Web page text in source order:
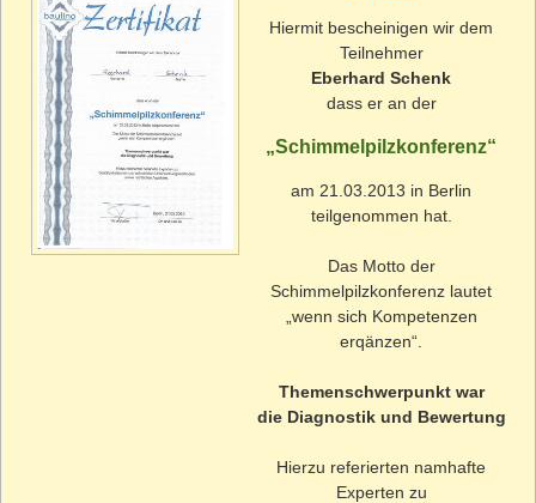
Hiermit bescheinigen wir dem
Teilnehmer
Eberhard Schenk
dass er an der
„Schimmelpilzkonferenz“
am 21.03.2013 in Berlin
teilgenommen hat.
Das Motto der
Schimmelpilzkonferenz lautet
„wenn sich Kompetenzen
erqänzen“.
Themenschwerpunkt war
die Diagnostik und Bewertung
Hierzu referierten namhafte
Experten zu